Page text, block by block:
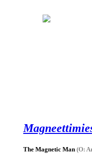
The Magnetic Man (O: